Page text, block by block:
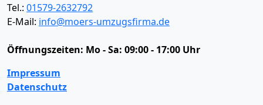
Tel.: 01579-2632792
E-Mail: info@moers-umzugsfirma.de
Öffnungszeiten: Mo - Sa: 09:00 - 17:00 Uhr
Impressum
Datenschutz